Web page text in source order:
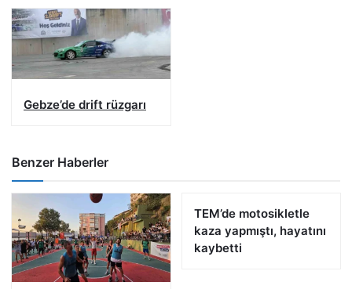
Gebze’de drift rüzgarı
Benzer Haberler
TEM’de motosikletle
kaza yapmıştı, hayatını
kaybetti